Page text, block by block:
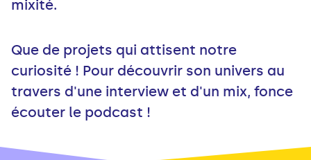
mixité.
Que de projets qui attisent notre
curiosité ! Pour découvrir son univers au
travers d'une interview et d'un mix, fonce
écouter le podcast !